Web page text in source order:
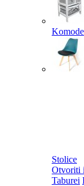
Komode
Stolice
Otvoriti
Taburei